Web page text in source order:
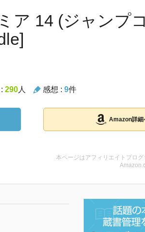
ア 14 (ジャンプ
290人 感想 : 9件
Amazon詳細
本ページはアフィリエイトプロ